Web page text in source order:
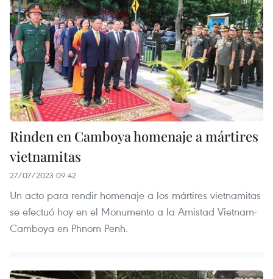
Rinden en Camboya homenaje a mártires
vietnamitas
27/07/2023 09:42
Un acto para rendir homenaje a los mártires vietnamitas
se efectuó hoy en el Monumento a la Amistad Vietnam-
Camboya en Phnom Penh.